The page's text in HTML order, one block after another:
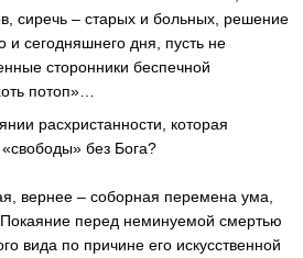
сиречь – старых и больных, решение
и сегодняшнего дня, пусть не
сторонники беспечной
потоп»…
расхристанности, которая
без Бога?
вернее – соборная перемена ума,
перед неминуемой смертью
вида по причине его искусственной